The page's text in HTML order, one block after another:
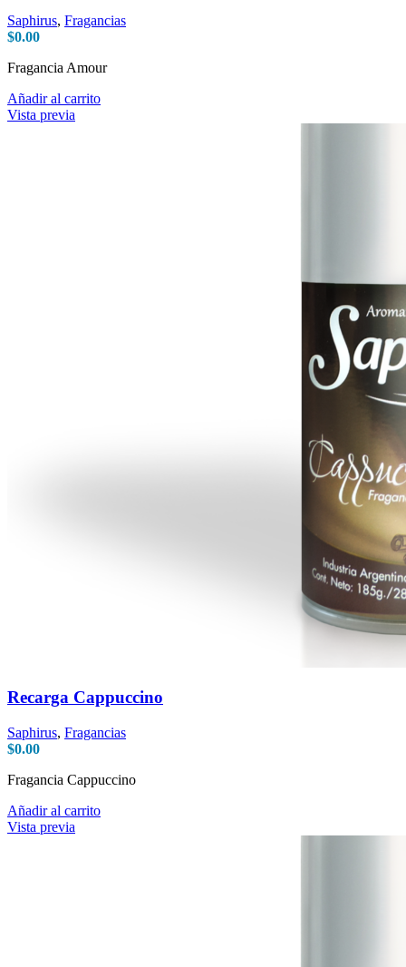
Saphirus, Fragancias
$0.00
Fragancia Amour
Añadir al carrito
Vista previa
Recarga Cappuccino
Saphirus, Fragancias
$0.00
Fragancia Cappuccino
Añadir al carrito
Vista previa